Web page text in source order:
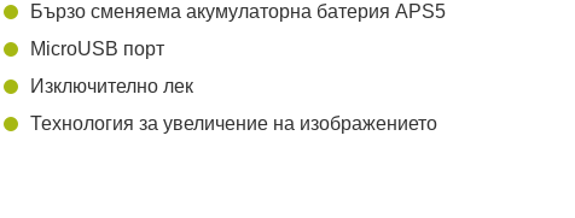
Бързо сменяема акумулаторна батерия APS5
MicroUSB порт
Изключително лек
Технология за увеличение на изображението